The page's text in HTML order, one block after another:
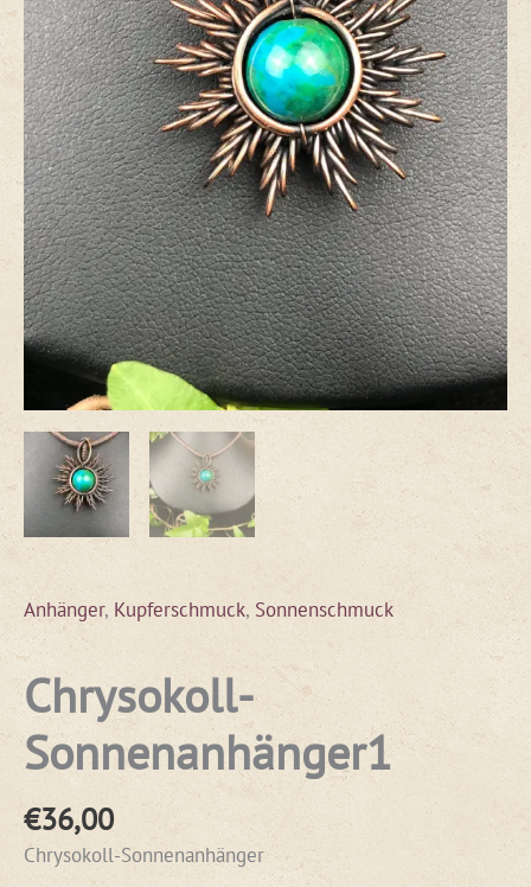
Anhänger, Kupferschmuck, Sonnenschmuck
Chrysokoll-
Sonnenanhänger1
€36,00
Chrysokoll-Sonnenanhänger